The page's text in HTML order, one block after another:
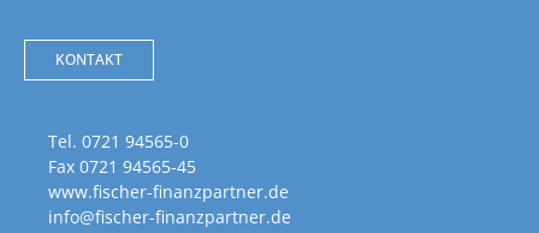
KONTAKT
Tel. 0721 94565-0
Fax 0721 94565-45
www.fischer-finanzpartner.de
info@fischer-finanzpartner.de